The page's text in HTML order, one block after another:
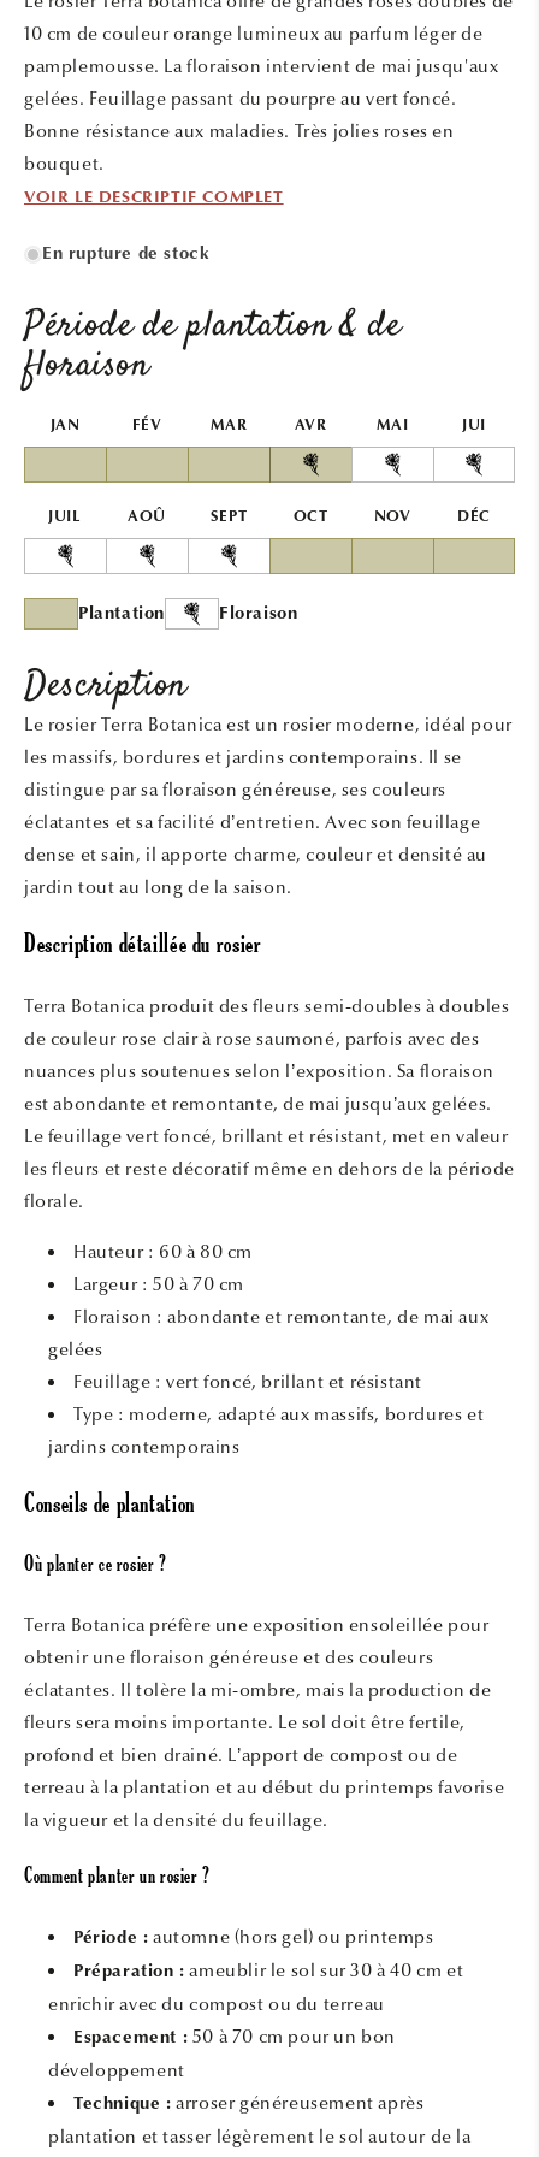
fenêtre
modale
10 cm de couleur orange lumineux au parfum léger de
pamplemousse. La floraison intervient de mai jusqu'aux
gelées. Feuillage passant du pourpre au vert foncé.
Bonne résistance aux maladies. Très jolies roses en
bouquet.
VOIR LE DESCRIPTIF COMPLET
En rupture de stock
Période de plantation & de
floraison
JAN FÉV MAR AVR MAI JUI
JUIL AOÛ SEPT OCT NOV DÉC
Plantation Floraison
Description
Le rosier Terra Botanica est un rosier moderne, idéal pour
les massifs, bordures et jardins contemporains. Il se
distingue par sa floraison généreuse, ses couleurs
éclatantes et sa facilité d’entretien. Avec son feuillage
dense et sain, il apporte charme, couleur et densité au
jardin tout au long de la saison.
Description détaillée du rosier
Terra Botanica produit des fleurs semi-doubles à doubles
de couleur rose clair à rose saumoné, parfois avec des
nuances plus soutenues selon l’exposition. Sa floraison
est abondante et remontante, de mai jusqu’aux gelées.
Le feuillage vert foncé, brillant et résistant, met en valeur
les fleurs et reste décoratif même en dehors de la période
florale.
Hauteur : 60 à 80 cm
Largeur : 50 à 70 cm
Floraison : abondante et remontante, de mai aux
gelées
Feuillage : vert foncé, brillant et résistant
Type : moderne, adapté aux massifs, bordures et
jardins contemporains
Conseils de plantation
Où planter ce rosier ?
Terra Botanica préfère une exposition ensoleillée pour
obtenir une floraison généreuse et des couleurs
éclatantes. Il tolère la mi-ombre, mais la production de
fleurs sera moins importante. Le sol doit être fertile,
profond et bien drainé. L’apport de compost ou de
terreau à la plantation et au début du printemps favorise
la vigueur et la densité du feuillage.
Comment planter un rosier ?
Période : automne (hors gel) ou printemps
Préparation : ameublir le sol sur 30 à 40 cm et
enrichir avec du compost ou du terreau
Espacement : 50 à 70 cm pour un bon
développement
Technique : arroser généreusement après
plantation et tasser légèrement le sol autour de la